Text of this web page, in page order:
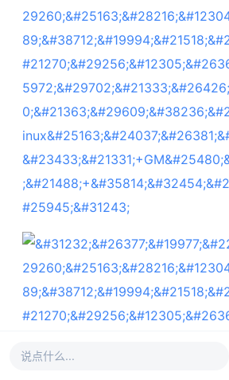
说点什么...